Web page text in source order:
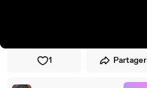
1 Partager